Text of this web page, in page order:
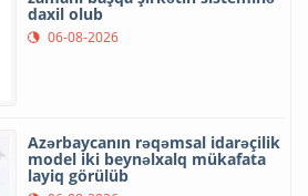
daxil olub
06-08-2026
Azərbaycanın rəqəmsal idarəçilik
model iki beynəlxalq mükafata
layiq görülüb